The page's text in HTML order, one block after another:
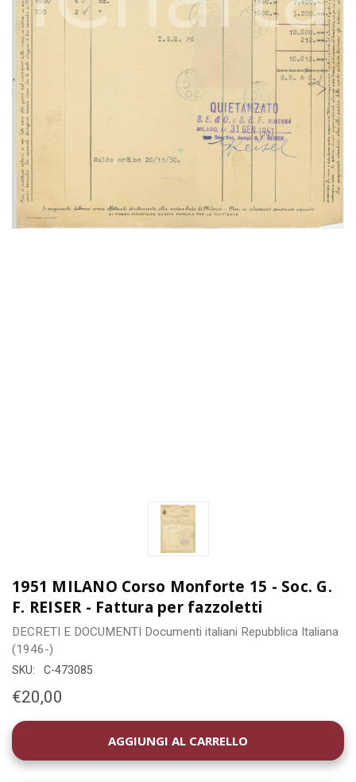
1951 MILANO Corso Monforte 15 - Soc. G.
F. REISER - Fattura per fazzoletti
DECRETI E DOCUMENTI Documenti italiani Repubblica Italiana
(1946-)
SKU: C-473085
€20,00
DISPONIBILITÀ
ATTUALE: